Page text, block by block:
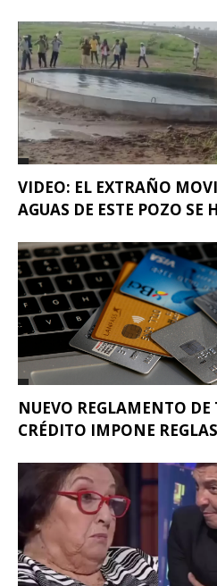
VIDEO: EL EXTRAÑO
AGUAS DE ESTE POZO SE
NUEVO REGLAMENTO DE
CRÉDITO IMPONE